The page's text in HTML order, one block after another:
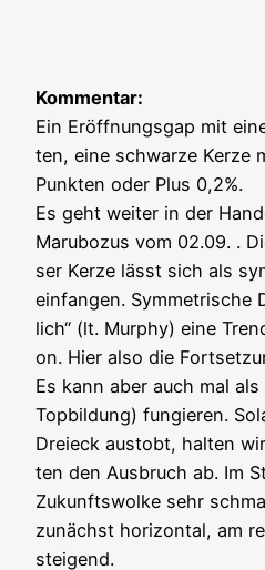
Kom­men­tar:
Ein Eröff­nungs­gap mit
ten, eine schwar­ze Ker­ze
Punk­ten oder Plus 0,2%.
Es geht wei­ter in der
Marub­o­zus vom 02.09. .
ser Ker­ze lässt sich als
ein­fan­gen. Sym­me­tri­sche
lich“ (lt. Mur­phy) eine
on. Hier also die
Es kann aber auch mal
Top­bil­dung) fun­gie­ren.
Drei­eck aus­tobt, hal­ten
ten den Aus­bruch ab. Im
Zukunfts­wol­ke sehr
zunächst hori­zon­tal, am
stei­gend.